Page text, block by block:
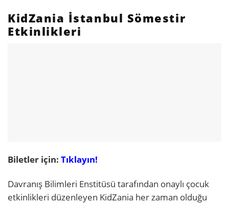
KidZania İstanbul Sömestir
Etkinlikleri
Biletler için: Tıklayın!
Davranış Bilimleri Enstitüsü tarafından onaylı çocuk
etkinlikleri düzenleyen KidZania her zaman olduğu